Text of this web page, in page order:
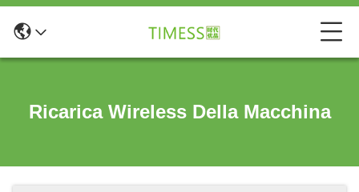
Ricarica Wireless Della Macchina